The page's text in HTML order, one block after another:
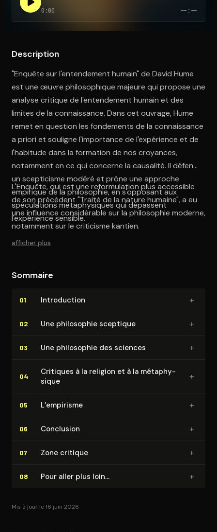
0:00 --:--
Description
"Enquête sur l'entendement humain" de David Hume
est une œuvre philosophique majeure qui propose une
analyse critique de l'entendement humain et des
limites de la connaissance. Dans cet ouvrage, Hume
remet en question les fondements de la connaissance
a priori et souligne l'importance de l'expérience et de
l'habitude dans la formation de nos croyances,
notamment en ce qui concerne la causalité. Il défend
un scepticisme modéré et prône une approche
empirique de la philosophie, en s'opposant aux
spéculations métaphysiques qui dépassent
l'expérience sensible.
L'Enquête, qui est une reformulation plus accessible
de son précédent "Traité de la nature humaine", a eu
une influence considérable sur la philosophie moderne,
notamment sur le criticisme kantien.
afficher plus
Sommaire
01 In­tro­duc­tion +
02 Une philosophie sceptique +
03 Une philosophie des sciences +
04
Critiques à la religion et à la mé­ta­phy­
sique
+
05 L’empirisme +
06 Conclusion +
07 Zone critique +
08 Pour aller plus loin… +
Mis à jour le 16 juin 2026